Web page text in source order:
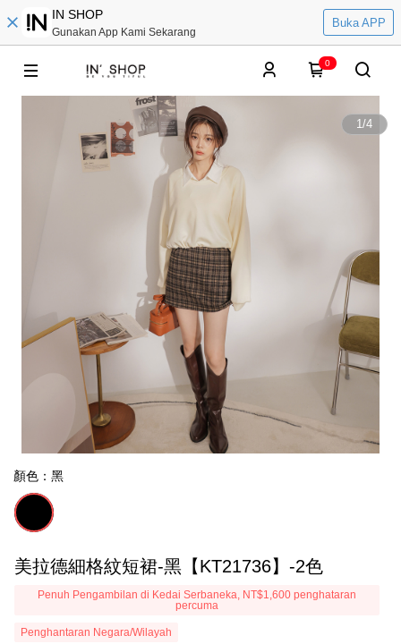
IN SHOP
Gunakan App Kami Sekarang
Buka APP
0
1/4
顏色：黑
美拉德細格紋短裙-黑【KT21736】-2色
Penuh Pengambilan di Kedai Serbaneka, NT$1,600 penghataran
percuma
Penghantaran Negara/Wilayah